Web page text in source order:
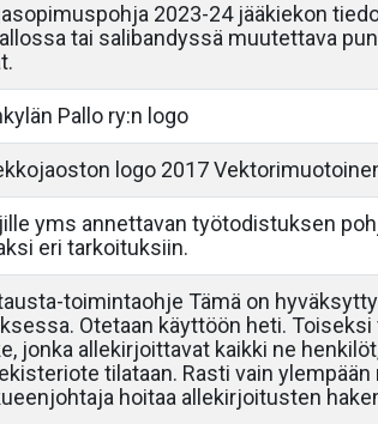
2023-24 jääkiekon
tai salibandyssä muutettava
Pallo ry:n logo
logo 2017
yms annettavan työtodistuksen
eri tarkoituksiin.
toimintaohje Tämä on
Otetaan käyttöön heti.
jonka allekirjoittavat kaikki ne
tilataan. Rasti vain ylempään
hoitaa allekirjoitusten